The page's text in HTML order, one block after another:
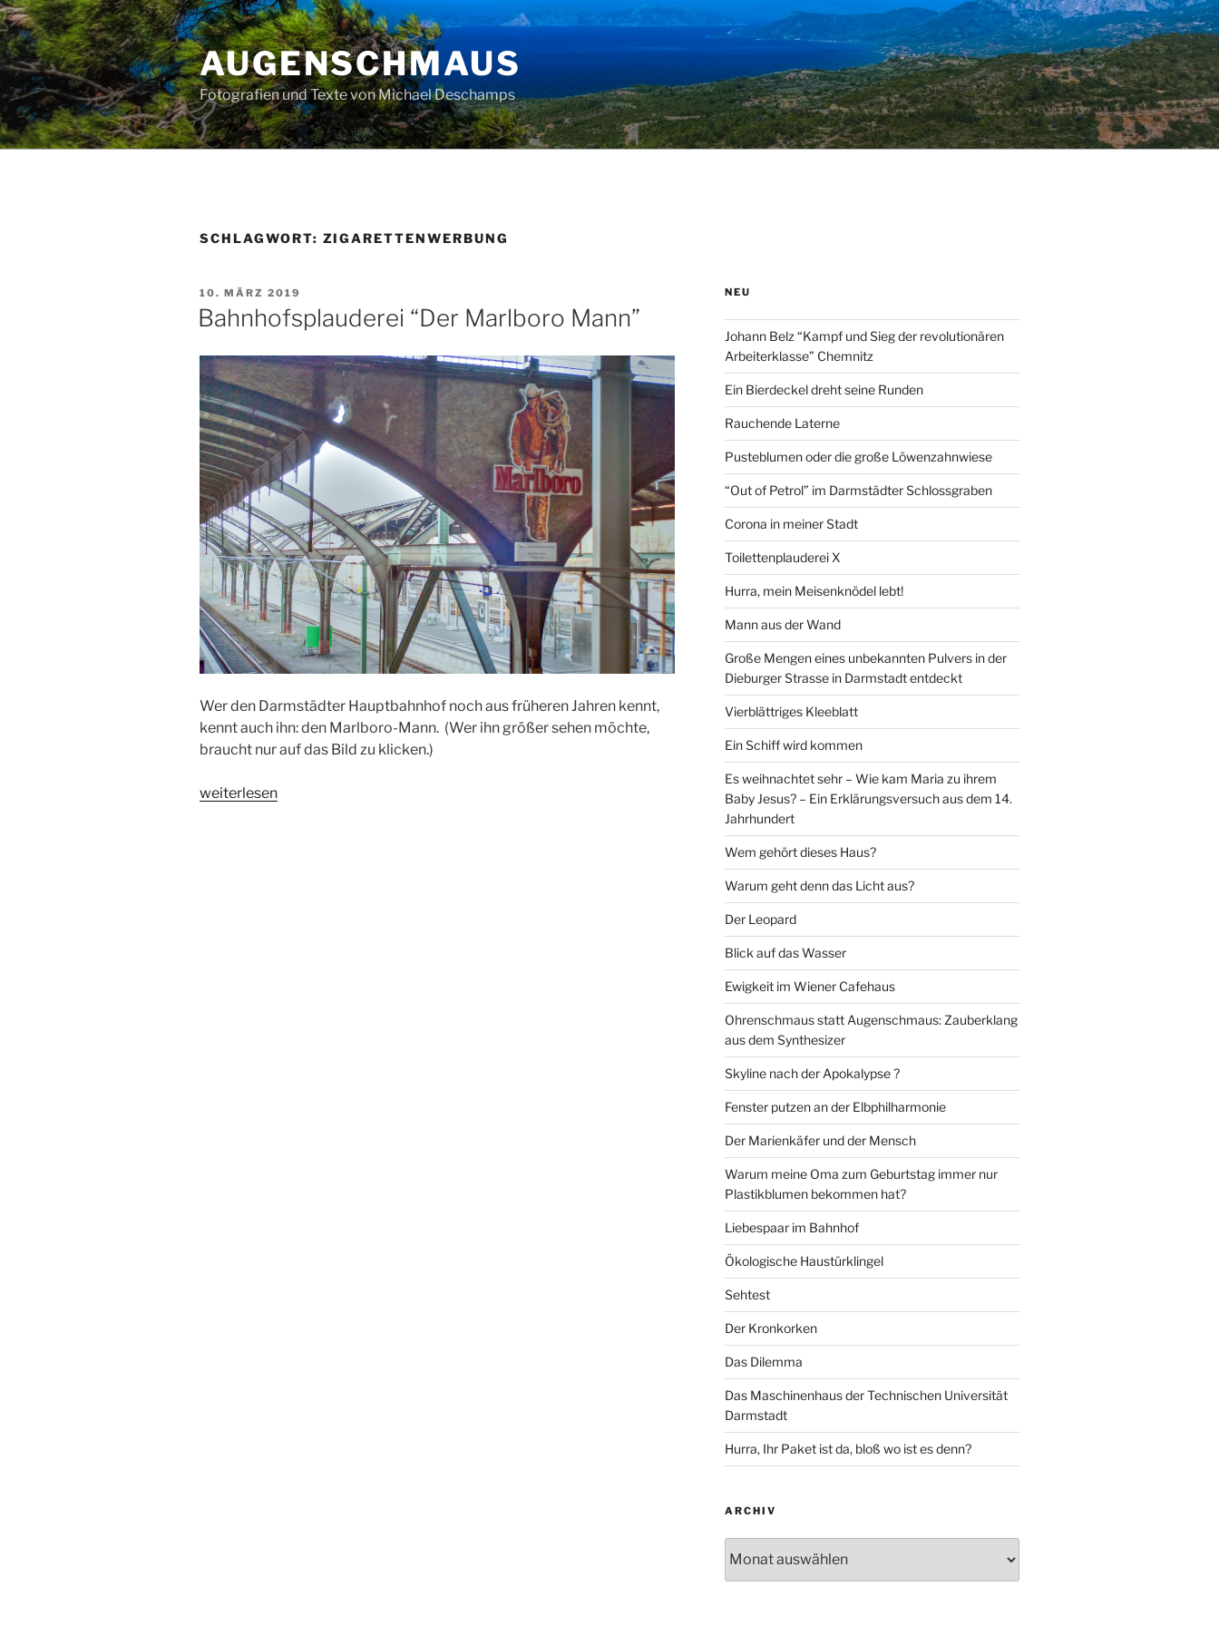
Zum
Inhalt
springen
AUGENSCHMAUS
Fotografien und Texte von Michael Deschamps
SCHLAGWORT: ZIGARETTENWERBUNG
VERÖFFENTLICHT
AM
10. MÄRZ 2019
Bahnhofsplauderei “Der Marlboro Mann”
Wer den Darmstädter Hauptbahnhof noch aus früheren Jahren kennt,
kennt auch ihn: den Marlboro-Mann. (Wer ihn größer sehen möchte,
braucht nur auf das Bild zu klicken.)
„Bahnhofsplauderei
weiterlesen
NEU
Johann Belz “Kampf und Sieg der revolutionären
Arbeiterklasse” Chemnitz
Ein Bierdeckel dreht seine Runden
Rauchende Laterne
Pusteblumen oder die große Löwenzahnwiese
“Out of Petrol” im Darmstädter Schlossgraben
Corona in meiner Stadt
Toilettenplauderei X
Hurra, mein Meisenknödel lebt!
Mann aus der Wand
Große Mengen eines unbekannten Pulvers in der
Dieburger Strasse in Darmstadt entdeckt
Vierblättriges Kleeblatt
Ein Schiff wird kommen
Es weihnachtet sehr – Wie kam Maria zu ihrem
Baby Jesus? – Ein Erklärungsversuch aus dem 14.
Jahrhundert
Wem gehört dieses Haus?
Warum geht denn das Licht aus?
Der Leopard
Blick auf das Wasser
Ewigkeit im Wiener Cafehaus
Ohrenschmaus statt Augenschmaus: Zauberklang
aus dem Synthesizer
Skyline nach der Apokalypse ?
Fenster putzen an der Elbphilharmonie
Der Marienkäfer und der Mensch
Warum meine Oma zum Geburtstag immer nur
Plastikblumen bekommen hat?
Liebespaar im Bahnhof
Ökologische Haustürklingel
Sehtest
Der Kronkorken
Das Dilemma
Das Maschinenhaus der Technischen Universität
Darmstadt
Hurra, Ihr Paket ist da, bloß wo ist es denn?
ARCHIV